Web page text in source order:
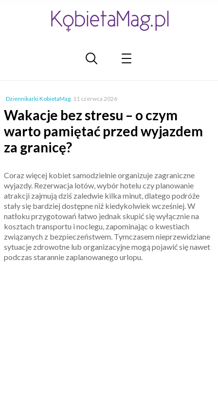
Dziennikarki KobietaMag, 11 czerwca 2026
Wakacje bez stresu – o czym
warto pamiętać przed wyjazdem
za granicę?
Coraz więcej kobiet samodzielnie organizuje zagraniczne
wyjazdy. Rezerwacja lotów, wybór hotelu czy planowanie
atrakcji zajmują dziś zaledwie kilka minut, dlatego podróże
stały się bardziej dostępne niż kiedykolwiek wcześniej. W
natłoku przygotowań łatwo jednak skupić się wyłącznie na
kosztach transportu i noclegu, zapominając o kwestiach
związanych z bezpieczeństwem. Tymczasem nieprzewidziane
sytuacje zdrowotne lub organizacyjne mogą pojawić się nawet
podczas starannie zaplanowanego urlopu.